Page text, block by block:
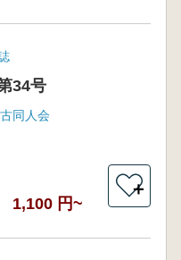
34号
同人会
1,100 円~
＋